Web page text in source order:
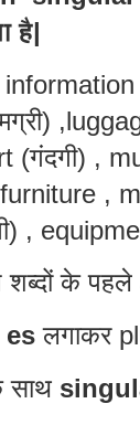
है|
(गंदगी) ,
,
,
शब्दों के पहले
es लगाकर
साथ